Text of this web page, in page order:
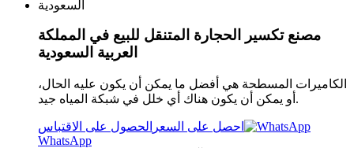
مصنع تكسير الحجارة المتنقل للبيع في المملكة
العربية السعودية
الكاميرات المسطحة هي أفضل ما يمكن أن يكون عليه الحال،
أو يمكن أن يكون هناك أي خلل في شبكة المياه جيد.
احصل على السعر الحصول على الاقتباس
WhatsApp